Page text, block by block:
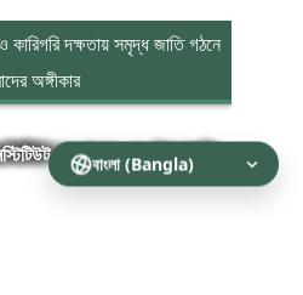
কারিগরি দক্ষতায় সমৃদ্ধ জাতি গঠনে
অঙ্গীকার
অব সায়েন্স এন্ড টেকনোলজি